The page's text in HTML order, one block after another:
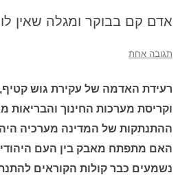
אדם קם בבוקר ומגלה שאין
תגובה אחת
רעידת האדמה של עקירת גוש קטיף,
וקריסת מערכות החינוך והבריאות
ההתנתקות של המדינה מערכיה
האם מתפתח מאבק בין העם
נשמעים כבר קולות הקוראים